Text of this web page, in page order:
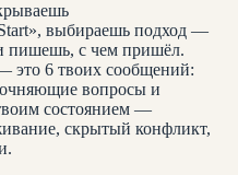
выбираешь подход —
пишешь, с чем пришёл.
это 6 твоих сообщений:
вопросы и
состоянием —
скрытый конфликт,